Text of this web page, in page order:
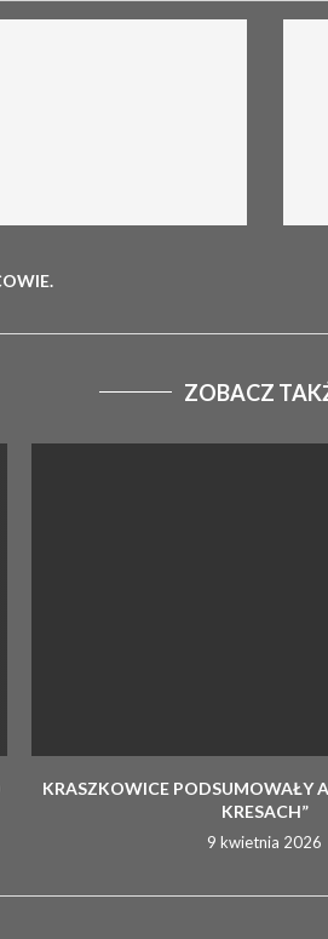
ZOBACZ
KRASZKOWICE PODSUMOWAŁY
KRESACH”
9 kwietnia 2026